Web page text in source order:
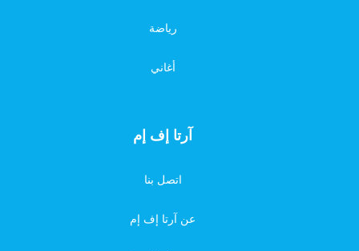
رياضة
أغاني
آرتا إف إم
اتصل بنا
عن آرتا إف إم